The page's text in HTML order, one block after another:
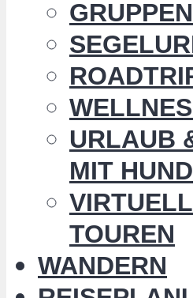
URLAUB
MIT HUND
TOUREN
WANDERN